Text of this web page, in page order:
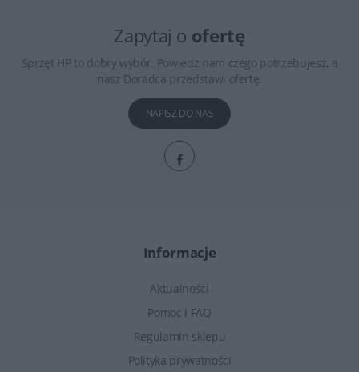
Zapytaj o ofertę
Sprzęt HP to dobry wybór. Powiedz nam czego potrzebujesz, a
nasz Doradca przedstawi ofertę.
NAPISZ DO NAS
Informacje
Aktualności
Pomoc i FAQ
Regulamin sklepu
Polityka prywatności